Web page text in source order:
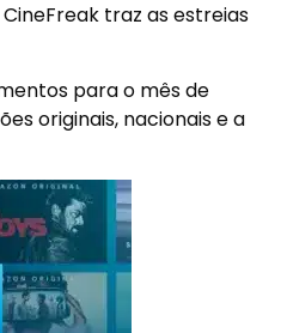
traz as estreias
para o mês de
originais, nacionais e a